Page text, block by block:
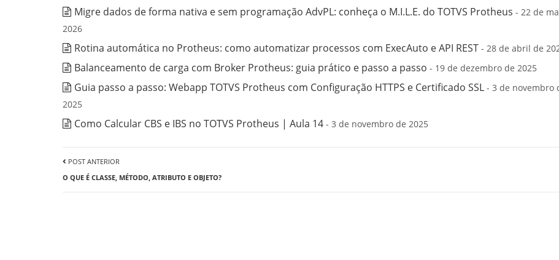
Migre dados de forma nativa e sem programação AdvPL: conheça o M.I.L.E. do TOTVS Protheus - 22 de
2026
Rotina automática no Protheus: como automatizar processos com ExecAuto e API REST - 28 de abril de
Balanceamento de carga com Broker Protheus: guia prático e passo a passo - 19 de dezembro de 2025
Guia passo a passo: Webapp TOTVS Protheus com Configuração HTTPS e Certificado SSL - 3 de novembro
2025
Como Calcular CBS e IBS no TOTVS Protheus | Aula 14 - 3 de novembro de 2025
POST ANTERIOR
O QUE É CLASSE, MÉTODO, ATRIBUTO E OBJETO?